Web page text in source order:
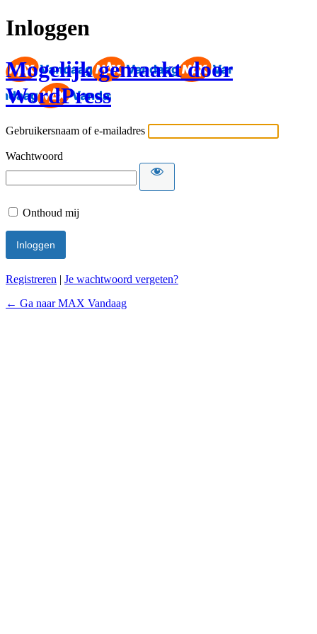
Inloggen
Mogelijk gemaakt door
WordPress
Gebruikersnaam of e-mailadres
Wachtwoord
Onthoud mij
Registreren | Je wachtwoord vergeten?
← Ga naar MAX Vandaag